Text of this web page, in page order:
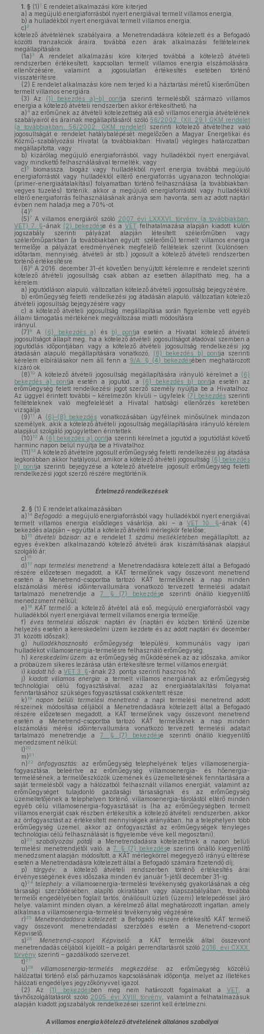
1. § (1) 1 E rendelet alkalmazási köre kiterjed
a) a megújuló energiaforrásból nyert energiával termelt villamos energia,
b) a hulladékból nyert energiával termelt villamos energia,
c) 2
kötelező átvételének szabályaira, a Menetrendadásra kötelezett és a Befogadó
közötti tranzakciók áraira, továbbá ezen árak alkalmazási feltételeinek
megállapítására.
(1a) 3
A rendelet alkalmazási köre kiterjed továbbá a kötelező átvételi
rendszerben értékesített, kapcsoltan termelt villamos energia elszámolására,
ellenőrzésére, valamint a jogosulatlan értékesítés esetében történő
visszatérítésre.
(2) E rendelet alkalmazási köre nem terjed ki a háztartási méretű kiserőműben
termelt villamos energiára.
(3) Az (1) bekezdés a)–b) pontja szerinti termelésből származó villamos
energia a kötelező átvételi rendszerben akkor értékesíthető, ha
a)4 az erőműnek az átvételi kötelezettség alá eső villamos energia átvételének
szabályairól és árainak megállapításáról szóló 56/2002. (XII. 29.) GKM rendelet
(a továbbiakban: 56/2002. GKM rendelet) szerinti kötelező átvételhez való
jogosultságát e rendelet hatálybalépését megelőzően a Magyar Energetikai és
Közmű-szabályozási Hivatal (a továbbiakban: Hivatal) végleges határozatban
megállapította, vagy
b) kizárólag megújuló energiaforrásból, vagy hulladékból nyert energiával,
vagy mindkettő felhasználásával termelték, vagy
c)5
biomassza, biogáz vagy hulladékból nyert energia továbbá megújuló
energiaforrástól vagy hulladéktól eltérő energiaforrás ugyanazon technológiai
(primer-energiaátalakítási) folyamatban történő felhasználása (a továbbiakban:
vegyes tüzelés) történik, akkor a megújuló energiaforrástól vagy hulladéktól
eltérő energiaforrás felhasználásának aránya sem havonta, sem az adott naptári
évben nem haladja meg a 70%-ot.
(4)6
(5)7 A villamos energiáról szóló 2007. évi LXXXVI. törvény (a továbbiakban:
VET) 7. §-ának (2) bekezdése és a VET felhatalmazása alapján kiadott külön
jogszabály szerinti pályázat alapján létesített szélerőműben vagy
szélerőműparkban (a továbbiakban együtt: szélerőmű) termelt villamos energia
termelője a pályázat eredményének megfelelő feltételek szerint (különösen:
időtartam, mennyiség, átvételi ár stb.) jogosult a kötelező átvételi rendszerben
történő értékesítésre.
(6)8 A 2016. december 31-ét követően benyújtott kérelemre e rendelet szerinti
kötelező átvételi jogosultság csak abban az esetben állapítható meg, ha a
kérelem:
a) jogutódláson alapuló, változatlan kötelező átvételi jogosultság bejegyzésére,
b) erőműegység feletti rendelkezési jog átadásán alapuló, változatlan kötelező
átvételi jogosultság bejegyzésére vagy
c) a kötelező átvételi jogosultság megállapítása során figyelembe vett egyéb
állami támogatás mértékének megváltozása miatti módosításra
irányul.
(7)9 A (6) bekezdés a) és b) pontja esetén a Hivatal kötelező átvételi
jogosultságot állapít meg, ha a kötelező átvételi jogosultságot átadóval szemben a
jogutódlás időpontjában vagy a kötelező átvételi jogosultság rendelkezési jog
átadásán alapuló megállapítására vonatkozó, (6) bekezdés b) pontja szerinti
kérelem elbírálásakor nem áll fenn a 9/A. § (4) bekezdésében meghatározott
kizáró ok.
(8) 10 A kötelező átvételi jogosultság megállapítására irányuló kérelmet a (6)
bekezdés a) pontja esetén a jogutód, a (6) bekezdés b) pontja esetén az
erőműegység felett rendelkezési jogot szerző személy nyújtja be a Hivatalhoz.
Az üggyel érintett további – kérelmezőn kívüli – ügyfelek (7) bekezdésszerinti
feltételeknek való megfelelését a Hivatal hatósági ellenőrzés keretében
vizsgálja.
(9) 11 A (6)–(8) bekezdés vonatkozásában ügyfélnek minősülnek mindazon
személyek, akik a kötelező átvételi jogosultság megállapítására irányuló kérelem
alapjául szolgáló jogügyletben érintettek.
(10) 12 A (6) bekezdés a) pontja szerinti kérelmet a jogutód a jogutódlást követő
harminc napon belül nyújtja be a Hivatalhoz.
(11) 13 A kötelező átvételre jogosult erőműegység feletti rendelkezési jog átadása
legkorábban akkor hatályosul, amikor a kötelező átvételi jogosultság (6) bekezdés
b) pontja szerinti bejegyzése a kötelező átvételre jogosult erőműegység feletti
rendelkezési jogot szerző részére megtörténik.
Értelmező rendelkezések
2. § (1) E rendelet alkalmazásában
a) 14 Befogadó: a megújuló energiaforrásból vagy hulladékból nyert energiával
termelt villamos energia elsődleges vásárlója, aki – a VET 10. §-ának (4)
bekezdés alapján – egyúttal a kötelező átvételi mérlegkör felelőse;
b) 15 átvételi bázisár: az e rendelet 1. számú mellékletében megállapított, az
egyes években alkalmazandó kötelező átvételi árak kiszámításának alapjául
szolgáló ár;
c) 16
d) 17 napi termelési menetrend: a Menetrendadásra kötelezett által a Befogadó
részére előzetesen megadott, a KÁT termelőnek vagy összevont menetrend
esetén a Menetrend-csoportba tartozó KÁT termelőknek a nap minden
elszámolási mérési időintervallumára vonatkozó tervezett termelési adatait
tartalmazó menetrendje a 7. § (7) bekezdése szerinti önálló kiegyenlítő
menedzsment nélkül;
e) 18 KÁT termelő: a kötelező átvétel alá eső, megújuló energiaforrásból vagy
hulladékból nyert energiával termelt villamos energia termelője;
f)
éves termelési időszak: naptári év (naptári év közben történő üzembe
helyezés esetén a kereskedelmi üzem kezdete és az adott naptári év december
31. közötti időszak);
g)
hulladékhasznosító erőműegység: települési, kommunális vagy ipari
hulladékot villamosenergia-termelésre felhasználó erőműegység;
h) kereskedelmi üzem: az erőműegység működésének az az időszaka, amikor
a próbaüzem sikeres lezárása után értékesítésre termel villamos energiát;
i) kiadott hő: a VET 3. §-ának 23. pontja szerinti hasznos hő;
j) kiadott villamos energia: a termelt villamos energiának az erőműegység
technológiai célú fogyasztásával, azaz az energiaátalakítási folyamat
fenntartásához szükséges fogyasztással csökkentett része;
k) 19 napon belüli termelési menetrend: a napi termelési menetrend adott
részeinek módosítása céljából a Menetrendadásra kötelezett által a Befogadó
részére előzetesen megadott, a KÁT termelőnek vagy összevont menetrend
esetén a Menetrend-csoportba tartozó KÁT termelőknek a nap minden
elszámolási mérési időintervallumára vonatkozó tervezett termelési adatait
tartalmazó menetrendje a 7. § (7) bekezdése szerinti önálló kiegyenlítő
menedzsment nélkül;
l) 20
m) 21
n) 22 önfogyasztás: az erőműegység telephelyének teljes villamosenergia-
fogyasztása, beleértve az erőműegység villamosenergia- és hőenergia-
termelésének, a termelőeszközök üzemének és üzemeltetésének fenntartására a
saját termelésből vagy a hálózatból felhasznált villamos energiát, valamint az
erőműegységet tulajdonló gazdasági társaságnak és az erőműegység
üzemeltetőjének a telephelyen történő, villamosenergia-tárolástól eltérő minden
egyéb célú villamosenergia-fogyasztását is (ha az erőműegységben termelt
villamos energiát csak részben értékesítik a kötelező átvételi rendszerben, akkor
az önfogyasztást az értékesített mennyiségek arányában, ha a telephelyen több
erőműegység üzemel, akkor az önfogyasztást az erőműegységek tényleges
technológiai célú felhasználását is figyelembe véve kell megosztani);
o) 23 szabályozási pótdíj: a Menetrendadásra kötelezettnek a napon belüli
termelési menetrendjétől való, a 7. § (7) bekezdése szerinti önálló kiegyenlítő
menedzsment alapján módosított, a KÁT mérlegkörrel megegyező irányú eltérése
esetén a Menetrendadásra kötelezett által a Befogadó számára fizetendő díj;
p)
tárgyév: a kötelező átvételi rendszerben történő értékesítés árai
érvényességének éves időszaka minden év január 1-jétől december 31-ig.
q) 24 telephely: a villamosenergia-termelési tevékenység gyakorlásának a cég
társasági szerződésében, alapító okiratában vagy alapszabályában, továbbá
termelői engedélyében foglalt tartós, önállósult üzleti (üzemi) letelepedéssel járó
helye, valamint minden olyan, a kérelmező által meghatározott ingatlan, amely
alkalmas a villamosenergia-termelési tevékenység végzésére.
r) 25 Menetrendadásra kötelezett: a Befogadó részére értékesítő KÁT termelő
vagy összevont menetrendadási szerződés esetén a Menetrend-csoport
Képviselő;
s) 26 Menetrend-csoport Képviselő: a KÁT termelők által összevont
menetrendadás céljából kijelölt – a polgári perrendtartásról szóló 2016. évi CXXX.
törvény szerinti – gazdálkodó szervezet,
t) 27
u) 28 villamosenergia-termelés megkezdése: az erőműegység közcélú
hálózattal történő első párhuzamos kapcsolásának időpontja, melyet az illetékes
hálózati engedélyes jegyzőkönyvvel igazol.
(2) Az (1) bekezdésben meg nem határozott fogalmakat a VET , a
távhőszolgáltatásról szóló 2005. évi XVIII. törvény , valamint a felhatalmazásuk
alapján kiadott jogszabályok rendelkezései szerint kell értelmezni.
A villamos energia kötelező átvételének általános szabályai